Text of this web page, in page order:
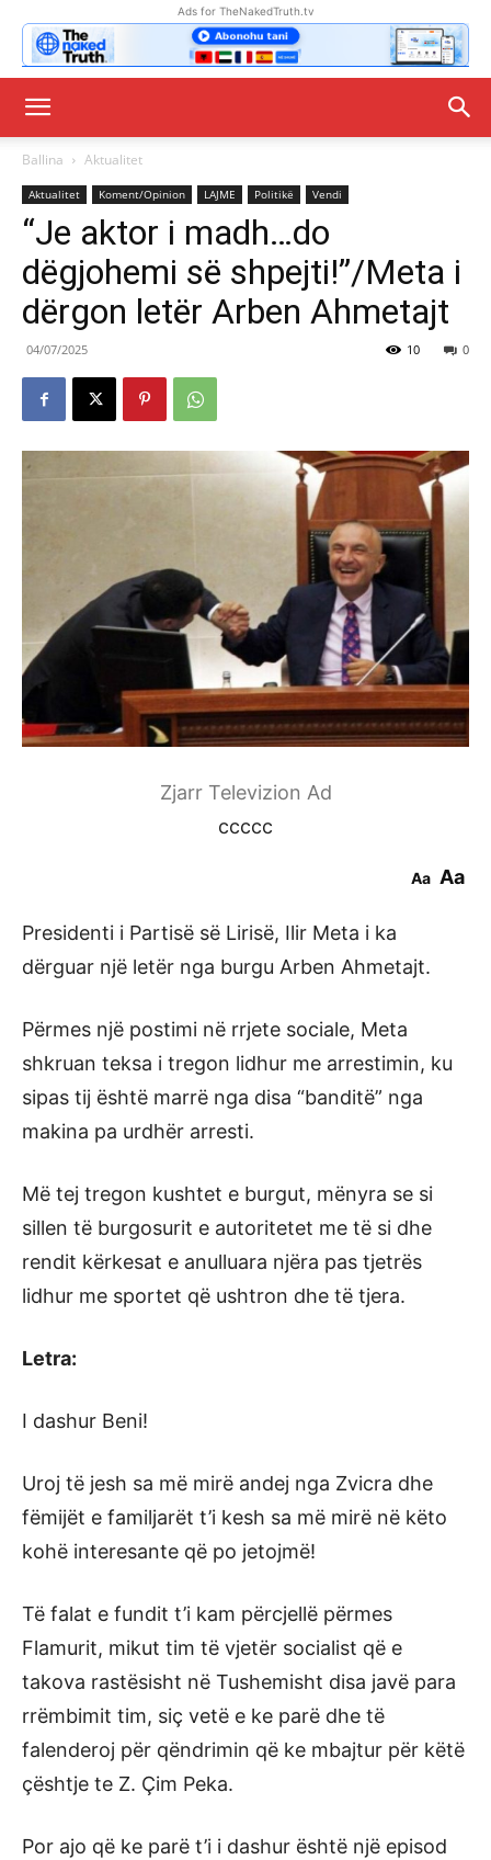
Ads for TheNakedTruth.tv
Ballina Aktualitet
Aktualitet Koment/Opinion LAJME Politikë Vendi
“Je aktor i madh…do
dëgjohemi së shpejti!”/Meta i
dërgon letër Arben Ahmetajt
04/07/2025 0
10
Zjarr Televizion Ad
ccccc
Aa Aa
Presidenti i Partisë së Lirisë, Ilir Meta i ka
dërguar një letër nga burgu Arben Ahmetajt.
Përmes një postimi në rrjete sociale, Meta
shkruan teksa i tregon lidhur me arrestimin, ku
sipas tij është marrë nga disa “banditë” nga
makina pa urdhër arresti.
Më tej tregon kushtet e burgut, mënyra se si
sillen të burgosurit e autoritetet me të si dhe
rendit kërkesat e anulluara njëra pas tjetrës
lidhur me sportet që ushtron dhe të tjera.
Letra:
I dashur Beni!
Uroj të jesh sa më mirë andej nga Zvicra dhe
fëmijët e familjarët t’i kesh sa më mirë në këto
kohë interesante që po jetojmë!
Të falat e fundit t’i kam përcjellë përmes
Flamurit, mikut tim të vjetër socialist që e
takova rastësisht në Tushemisht disa javë para
rrëmbimit tim, siç vetë e ke parë dhe të
falenderoj për qëndrimin që ke mbajtur për këtë
çështje te Z. Çim Peka.
Por ajo që ke parë t’i i dashur është një episod